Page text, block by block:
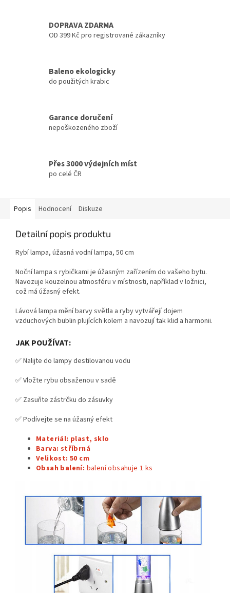
DOPRAVA ZDARMA
OD 399 Kč pro registrované zákazníky
Baleno ekologicky
do použitých krabic
Garance doručení
nepoškozeného zboží
Přes 3000 výdejních míst
po celé ČR
Popis Hodnocení Diskuze
Detailní popis produktu
Rybí lampa, úžasná vodní lampa, 50 cm
Noční lampa s rybičkami je úžasným zařízením do vašeho bytu.
Navozuje kouzelnou atmosféru v místnosti, například v ložnici,
což má úžasný efekt.
Lávová lampa mění barvy světla a ryby vytvářejí dojem
vzduchových bublin plujících kolem a navozují tak klid a harmonii.
JAK POUŽÍVAT:
✅ Nalijte do lampy destilovanou vodu
✅ Vložte rybu obsaženou v sadě
✅ Zasuňte zástrčku do zásuvky
✅ Podívejte se na úžasný efekt
Materiál: plast, sklo
Barva: stříbrná
Velikost: 50 cm
Obsah balení: balení obsahuje 1 ks